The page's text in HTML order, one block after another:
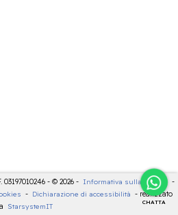
CHATTA
03197010246 - © 2026 - Informativa sulla privacy -
- Dichiarazione di accessibilità - realizzato
StarsystemIT